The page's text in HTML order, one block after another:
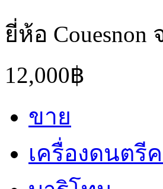
ยี่ห้อ Couesnon
12,000฿
ขาย
เครื่องดนตรี